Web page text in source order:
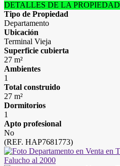
DETALLES DE LA PROPIEDAD
Tipo de Propiedad
Departamento
Ubicación
Terminal Vieja
Superficie cubierta
27 m²
Ambientes
1
Total construido
27 m²
Dormitorios
1
Apto profesional
No
(REF. HAP7681773)